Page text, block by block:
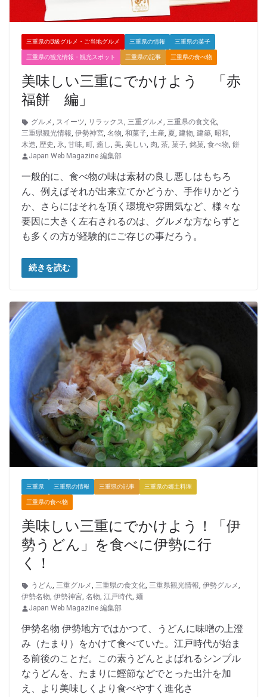
三重県のB級グルメ・ご当地グルメ 三重県の情報 三重県の菓子
三重県の観光情報・観光スポット 三重県の記事 三重県の食べ物
美味しい三重にでかけよう 「赤
福餅 編」
グルメ, スイーツ, リラックス, 三重グルメ, 三重県の食文化,
三重県観光情報, 伊勢神宮, 名物, 和菓子, 土産, 夏, 建物, 建築, 昭和,
木造, 歴史, 氷, 甘味, 町, 癒し, 美, 美しい, 肉, 茶, 菓子, 銘菓, 食べ物, 餅
Japan Web Magazine 編集部
一般的に、食べ物の味は素材の良し悪しはもちろ
ん、例えばそれが出来立てかどうか、手作りかどう
か、さらにはそれを頂く環境や雰囲気など、様々な
要因に大きく左右されるのは、グルメな方ならずと
も多くの方が経験的にご存じの事だろう。
続きを読む
三重県 三重県の情報 三重県の記事 三重県の郷土料理
三重県の食べ物
美味しい三重にでかけよう！「伊
勢うどん」を食べに伊勢に行
く！
うどん, 三重グルメ, 三重県の食文化, 三重県観光情報, 伊勢グルメ,
伊勢名物, 伊勢神宮, 名物, 江戸時代, 麺
Japan Web Magazine 編集部
伊勢名物 伊勢地方ではかつて、うどんに味噌の上澄
み（たまり）をかけて食べていた。江戸時代が始ま
る前後のことだ。この素うどんとよばれるシンプル
なうどんを、たまりに鰹節などでとった出汁を加
え、より美味しくより食べやすく進化さ